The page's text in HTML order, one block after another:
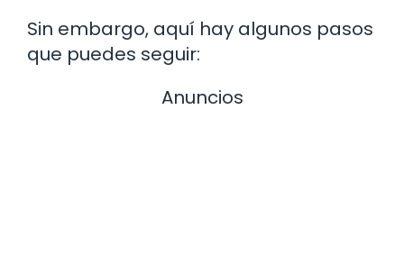
Sin embargo, aquí hay algunos pasos
que puedes seguir:
Anuncios